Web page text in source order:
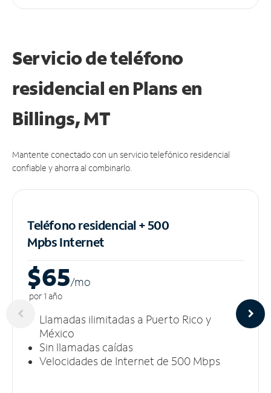
Servicio de teléfono
residencial en Plans en
Billings, MT
Mantente conectado con un servicio telefónico residencial
confiable y ahorra al combinarlo.
Teléfono residencial + 500
MpbsInternet
$65/mo
por 1 año
Llamadas ilimitadas a Puerto Rico y
México
Sin llamadas caídas
Velocidades de Internet de 500 Mbps